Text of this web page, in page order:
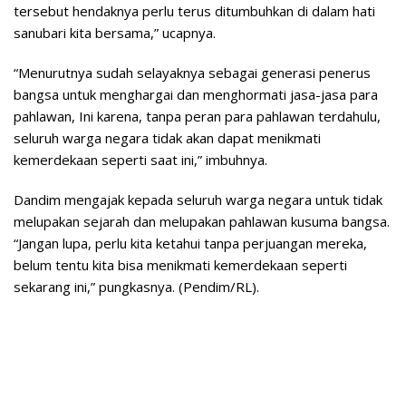
tersebut hendaknya perlu terus ditumbuhkan di dalam hati
sanubari kita bersama,” ucapnya.
“Menurutnya sudah selayaknya sebagai generasi penerus
bangsa untuk menghargai dan menghormati jasa-jasa para
pahlawan, Ini karena, tanpa peran para pahlawan terdahulu,
seluruh warga negara tidak akan dapat menikmati
kemerdekaan seperti saat ini,” imbuhnya.
Dandim mengajak kepada seluruh warga negara untuk tidak
melupakan sejarah dan melupakan pahlawan kusuma bangsa.
“Jangan lupa, perlu kita ketahui tanpa perjuangan mereka,
belum tentu kita bisa menikmati kemerdekaan seperti
sekarang ini,” pungkasnya. (Pendim/RL).